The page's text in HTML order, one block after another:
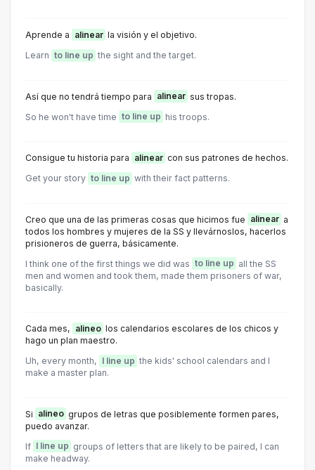
Aprende a alinear la visión y el objetivo.
Learn to line up the sight and the target.
Así que no tendrá tiempo para alinear sus tropas.
So he won't have time to line up his troops.
Consigue tu historia para alinear con sus patrones de hechos.
Get your story to line up with their fact patterns.
Creo que una de las primeras cosas que hicimos fue alinear a
todos los hombres y mujeres de la SS y llevárnoslos, hacerlos
prisioneros de guerra, básicamente.
I think one of the first things we did was to line up all the SS
men and women and took them, made them prisoners of war,
basically.
Cada mes, alineo los calendarios escolares de los chicos y
hago un plan maestro.
Uh, every month, I line up the kids' school calendars and I
make a master plan.
Si alineo grupos de letras que posiblemente formen pares,
puedo avanzar.
If
I line up groups of letters that are likely to be paired, I can
make headway.